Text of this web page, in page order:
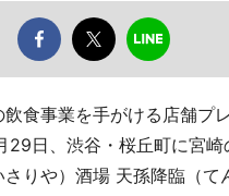
食事業を手がける店舗プ
29日、渋谷・桜丘町に宮崎
りや）酒場 天孫降臨（て